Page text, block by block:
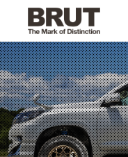
WHAT'S NEW
WHEEL LINEUP
OTHER PRODUCT